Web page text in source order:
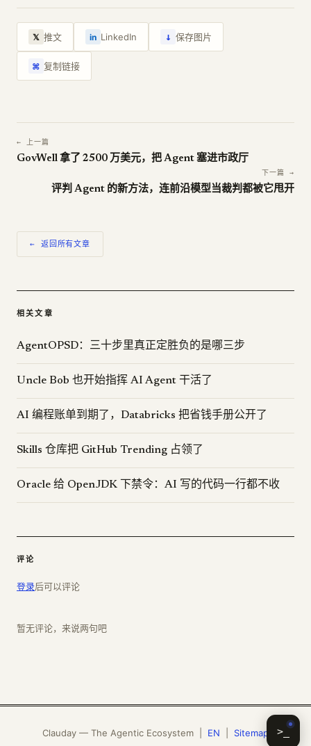
𝕏 推文 in LinkedIn ↓ 保存图片
⌘ 复制链接
← 上一篇
GovWell 拿了 2500 万美元，把 Agent 塞进市政厅
下一篇 →
评判 Agent 的新方法，连前沿模型当裁判都被它甩开
← 返回所有文章
相关文章
AgentOPSD：三十步里真正定胜负的是哪三步
Uncle Bob 也开始指挥 AI Agent 干活了
AI 编程账单到期了，Databricks 把省钱手册公开了
Skills 仓库把 GitHub Trending 占领了
Oracle 给 OpenJDK 下禁令：AI 写的代码一行都不收
评论
登录后可以评论
暂无评论，来说两句吧
Clauday — The Agentic Ecosystem | EN Sitemap >_